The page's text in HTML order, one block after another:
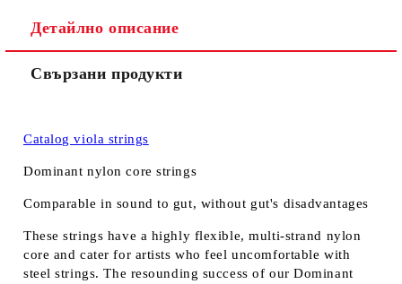
Детайлно описание
Свързани продукти
Catalog viola strings
Dominant nylon core strings
Comparable in sound to gut, without gut's disadvantages
These strings have a highly flexible, multi-strand nylon
core and cater for artists who feel uncomfortable with
steel strings. The resounding success of our Dominant